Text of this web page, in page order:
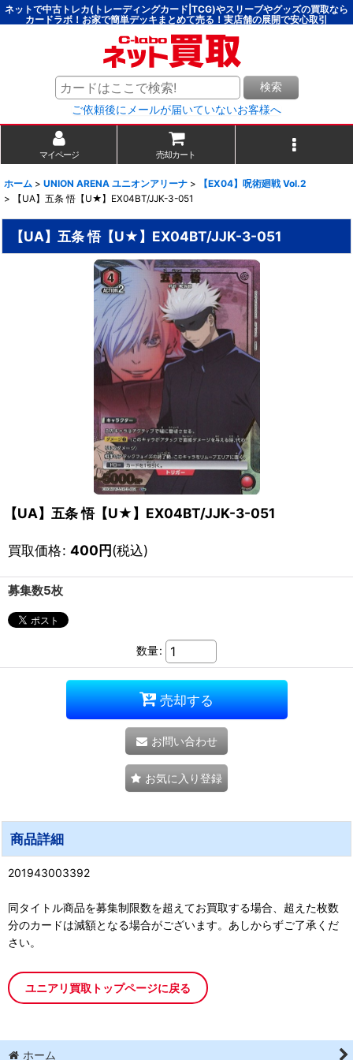
ネットで中古トレカ(トレーディングカード|TCG)やスリーブやグッズの買取なら
カードラボ！お家で簡単デッキまとめて売る！実店舗の展開で安心取引
検索
ご依頼後にメールが届いていないお客様へ
マイページ 売却カート
ホーム > UNION ARENA ユニオンアリーナ >
【EX04】呪術廻戦 Vol.2
>
【UA】五条 悟【U★】EX04BT/JJK-3-051
【UA】五条 悟【U★】EX04BT/JJK-3-051
【UA】五条 悟【U★】EX04BT/JJK-3-051
買取価格: 400円(税込)
募集数5枚
数量:
売却する
お問い合わせ
お気に入り登録
商品詳細
201943003392
同タイトル商品を募集制限数を超えてお買取する場合、超えた枚数
分のカードは減額となる場合がございます。あしからずご了承くだ
さい。
ユニアリ買取トップページに戻る
ホーム